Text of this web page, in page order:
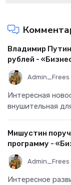
Владимир
рублей -
Admin_Frees
Интересная
внушительная
Мишустин
программу -
Admin_Frees
Интересное